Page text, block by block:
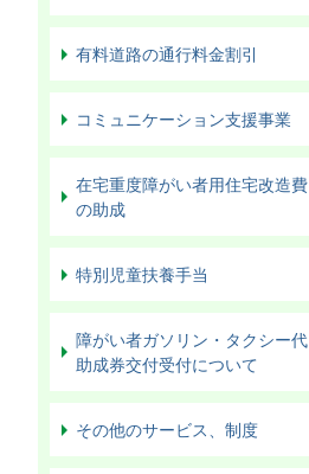
有料道路の通行料金割引
コミュニケーション支援事業
在宅重度障がい者用住宅改造費
の助成
特別児童扶養手当
障がい者ガソリン・タクシー代
助成券交付受付について
その他のサービス、制度